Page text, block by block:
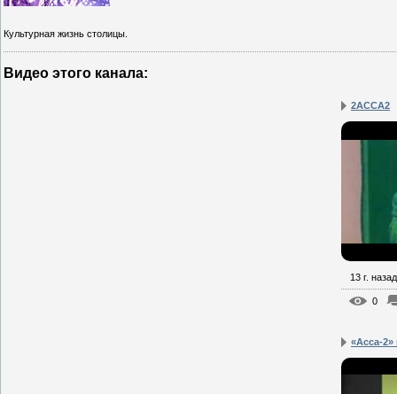
Культурная жизнь столицы.
Видео этого канала:
2АССА2
13 г. назад
0
«Асса-